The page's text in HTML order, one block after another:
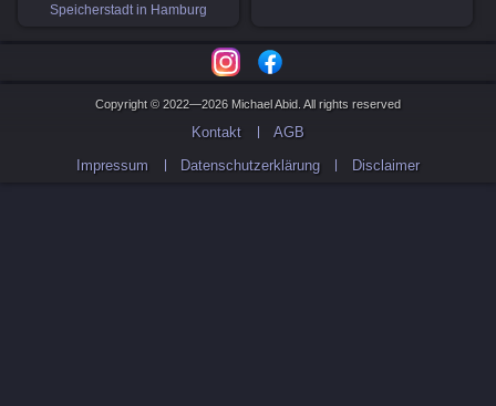
Speicherstadt in Hamburg
Copyright © 2022—2026 Michael Abid. All rights reserved
Kontakt
AGB
Impressum
Datenschutzerklärung Disclaimer